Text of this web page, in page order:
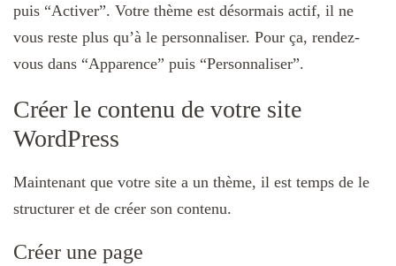
puis “Activer”. Votre thème est désormais actif, il ne
vous reste plus qu’à le personnaliser. Pour ça, rendez-
vous dans “Apparence” puis “Personnaliser”.
Créer le contenu de votre site
WordPress
Maintenant que votre site a un thème, il est temps de le
structurer et de créer son contenu.
Créer une page